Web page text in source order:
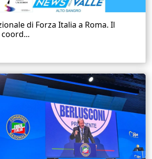
di Forza Italia a Roma. Il